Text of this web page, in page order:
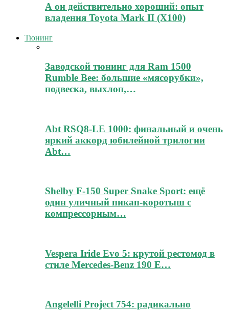
А он действительно хороший: опыт
владения Toyota Mark II (Х100)
Тюнинг
Заводской тюнинг для Ram 1500
Rumble Bee: большие «мясорубки»,
подвеска, выхлоп,…
Abt RSQ8-LE 1000: финальный и очень
яркий аккорд юбилейной трилогии
Abt…
Shelby F-150 Super Snake Sport: ещё
один уличный пикап-коротыш с
компрессорным…
Vespera Iride Evo 5: крутой рестомод в
стиле Mercedes-Benz 190 E…
Angelelli Project 754: радикально